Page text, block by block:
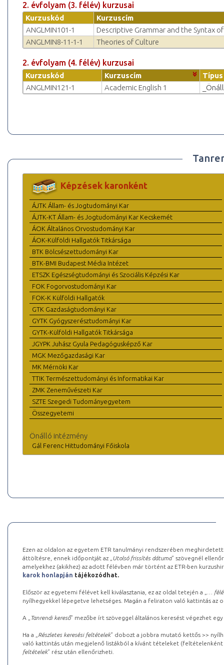
2. évfolyam (3. félév) kurzusai
Kurzuskód
Kurzuscím
ANGLMIN101-1
Descriptive Grammar and the Syntax
ANGLMIN8-11-1-1
Theories of Culture
2. évfolyam (4. félév) kurzusai
Kurzuskód Kurzuscím
Típus
ANGLMIN121-1
Academic English 1
Képzések karonként
ÁJTK Állam- és Jogtudományi Kar
ÁJTK-KT Állam- és Jogtudományi Kar Kecskemét
ÁOK Általános Orvostudományi Kar
ÁOK-Külföldi Hallgatók Titkársága
BTK Bölcsészettudományi Kar
BTK-BMI Budapest Média Intézet
ETSZK Egészségtudományi és Szociális Képzési Kar
FOK Fogorvostudományi Kar
FOK-K Külföldi Hallgatók
GTK Gazdaságtudományi Kar
GYTK Gyógyszerésztudományi Kar
GYTK-Külföldi Hallgatók Titkársága
JGYPK Juhász Gyula Pedagógusképző Kar
MGK Mezőgazdasági Kar
MK Mérnöki Kar
TTIK Természettudományi és Informatikai Kar
ZMK Zeneművészeti Kar
SZTE Szegedi Tudományegyetem
Összegyetemi
Önálló intézmény
Gál Ferenc Hittudományi Főiskola
Ezen az oldalon az egyetem ETR tanulmányi rendszerében
áttöltésre, ennek időpontját az „ Utolsó frissítés dátuma” szövegnél
amelyekhez (akikhez) az adott félévben már történt az ETR-ben
karok honlapján tájékozódhat.
Először az egyetemi félévet kell kiválasztania, ez az oldal tetején a „
…
nyílhegyekkel lépegetve lehetséges. Magán a feliraton való kattintás az
A „ Tanrendi kereső” mezőbe írt szöveggel általános keresést végezhet
Ha a „ Részletes keresési feltételek” dobozt a jobbra mutató kettős >>
való kattintás után megjelenő listákból a kívánt tételeket (feltételenként
feltételek” rész után ellenőrizheti.